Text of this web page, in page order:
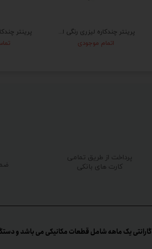
پرینتر چندکاره لیزری رنگی اچ پی مدل M177fw
اتمام موجودی
پرداخت از طریق تمامی
کارت های بانکی
گارانتی یک ماهه شامل قطعات مکانیکی می باشد و